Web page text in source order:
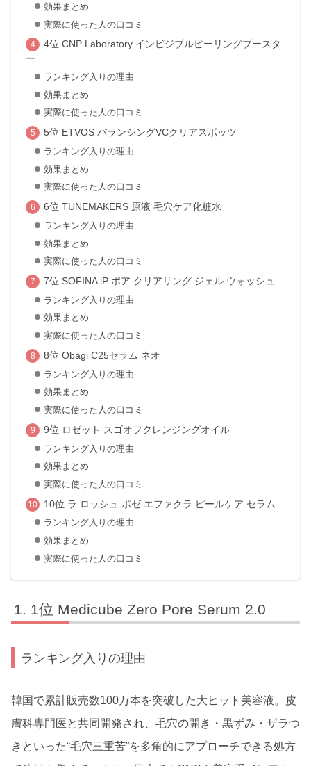
効果まとめ
実際に使った人の口コミ
4位 CNP Laboratory インビジブルピーリングブースタ
ー
ランキング入りの理由
効果まとめ
実際に使った人の口コミ
5位 ETVOS バランシングVCクリアスポッツ
ランキング入りの理由
効果まとめ
実際に使った人の口コミ
6位 TUNEMAKERS 原液 毛穴ケア化粧水
ランキング入りの理由
効果まとめ
実際に使った人の口コミ
7位 SOFINA iP ポア クリアリング ジェル ウォッシュ
ランキング入りの理由
効果まとめ
実際に使った人の口コミ
8位 Obagi C25セラム ネオ
ランキング入りの理由
効果まとめ
実際に使った人の口コミ
9位 ロゼット スゴオフクレンジングオイル
ランキング入りの理由
効果まとめ
実際に使った人の口コミ
10位 ラ ロッシュ ポゼ エファクラ ピールケア セラム
ランキング入りの理由
効果まとめ
実際に使った人の口コミ
1位 Medicube Zero Pore Serum 2.0
ランキング入りの理由
韓国で累計販売数100万本を突破した大ヒット美容液。皮
膚科専門医と共同開発され、毛穴の開き・黒ずみ・ザラつ
きといった“毛穴三重苦”を多角的にアプローチできる処方